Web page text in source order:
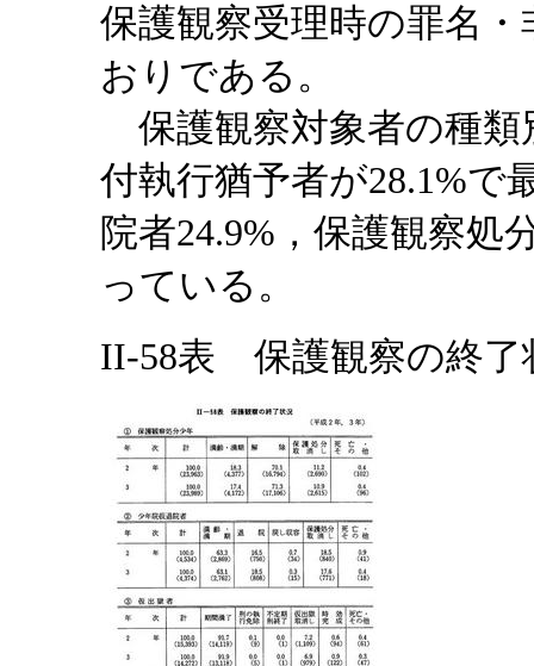
保護観察受理時の罪名
おりである。
保護観察対象者の種類
付執行猶予者が28.1%で
院者24.9%，保護観察処
っている。
II-58表 保護観察の終了